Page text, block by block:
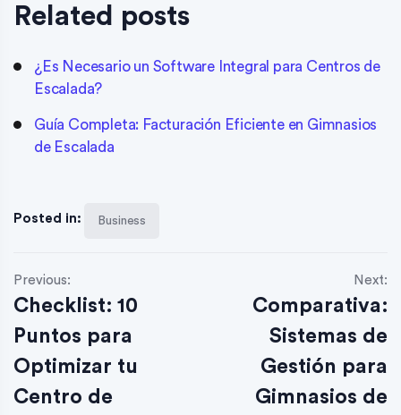
Related posts
¿Es Necesario un Software Integral para Centros de
Escalada?
Guía Completa: Facturación Eficiente en Gimnasios
de Escalada
Posted in: Business
Previous:
Checklist: 10
Puntos para
Optimizar tu
Centro de
Next:
Comparativa:
Sistemas de
Gestión para
Gimnasios de